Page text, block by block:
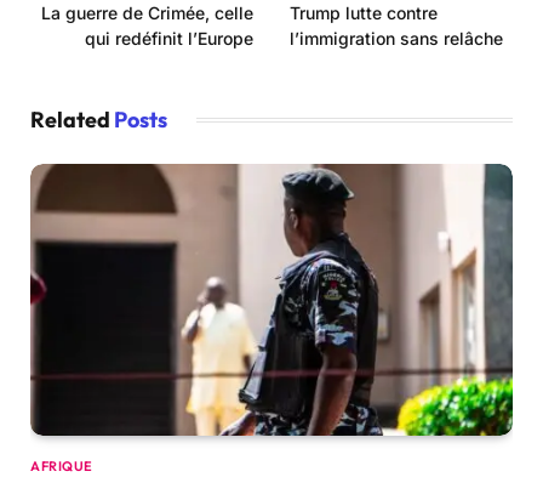
La guerre de Crimée, celle
qui redéfinit l’Europe
Trump lutte contre
l’immigration sans relâche
Related Posts
AFRIQUE